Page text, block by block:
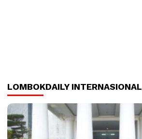
LOMBOKDAILY INTERNASIONAL